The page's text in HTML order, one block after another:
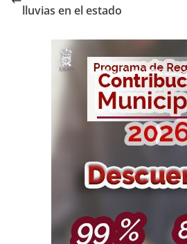
lluvias en el estado